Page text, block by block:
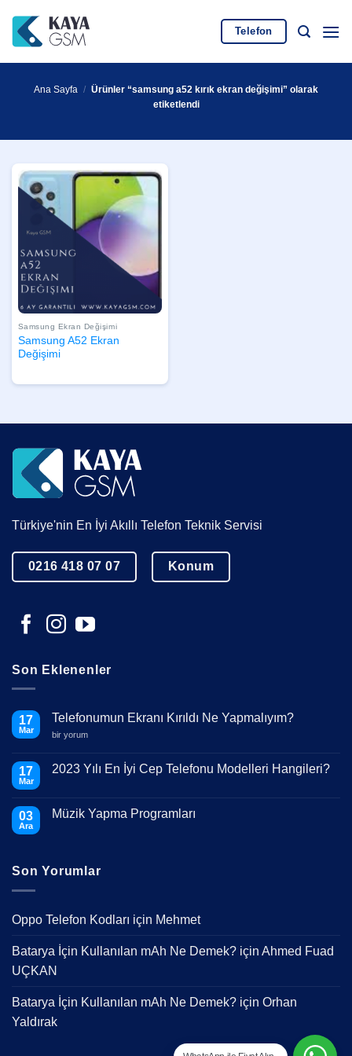
atla
Telefon
Ana Sayfa / Ürünler “samsung a52 kırık ekran değişimi” olarak
etiketlendi
Samsung Ekran Değişimi
Samsung A52 Ekran
Değişimi
Türkiye'nin En İyi Akıllı Telefon Teknik Servisi
0216 418 07 07 Konum
Son Eklenenler
17
Mar
Telefonumun Ekranı Kırıldı Ne Yapmalıyım?
Telefonumun
Ne
Yapmalıyım?
bir yorum
17
Mar
2023 Yılı En İyi Cep Telefonu Modelleri Hangileri?
Yılı
Modelleri
Hangileri?
03
Ara
Müzik Yapma Programları
Programları
Son Yorumlar
Oppo Telefon Kodları için Mehmet
Batarya İçin Kullanılan mAh Ne Demek? için Ahmed Fuad
UÇKAN
Batarya İçin Kullanılan mAh Ne Demek? için Orhan
Yaldırak